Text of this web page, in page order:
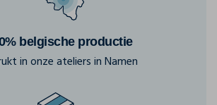
belgische productie
in onze ateliers in Namen